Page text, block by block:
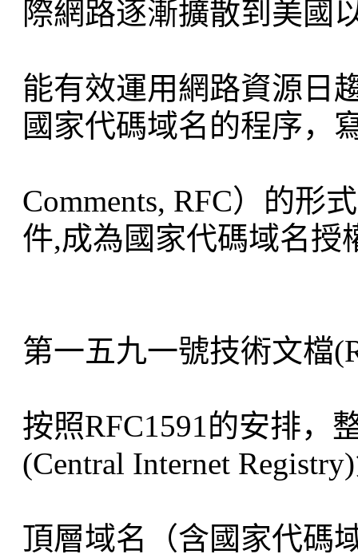
際網路逐漸擴散到美國
能有效運用網路資源日
國家代碼域名的程序，
Comments, RFC）的形
件,成為國家代碼域名授
第一五九一號技術文檔
按照RFC1591的安排，
(Central Internet
頂層域名（含國家代碼